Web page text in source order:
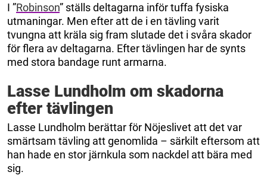
I ”Robinson” ställs deltagarna inför tuffa fysiska
utmaningar. Men efter att de i en tävling varit
tvungna att kräla sig fram slutade det i svåra skador
för flera av deltagarna. Efter tävlingen har de synts
med stora bandage runt armarna.
Lasse Lundholm om skadorna
efter tävlingen
Lasse Lundholm berättar för Nöjeslivet att det var
smärtsam tävling att genomlida – särkilt eftersom att
han hade en stor järnkula som nackdel att bära med
sig.